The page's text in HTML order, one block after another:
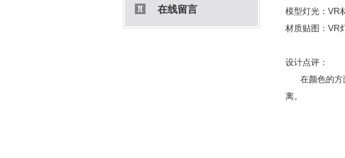
在线留言
模型灯光：VR
材质贴图：VR
设计点评：
在颜色的方
离。